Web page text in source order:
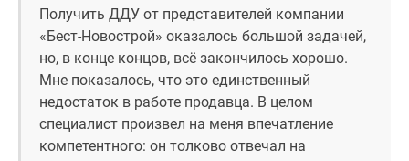
Получить ДДУ от представителей компании
«Бест-Новострой» оказалось большой задачей,
но, в конце концов, всё закончилось хорошо.
Мне показалось, что это единственный
недостаток в работе продавца. В целом
специалист произвел на меня впечатление
компетентного: он толково отвечал на